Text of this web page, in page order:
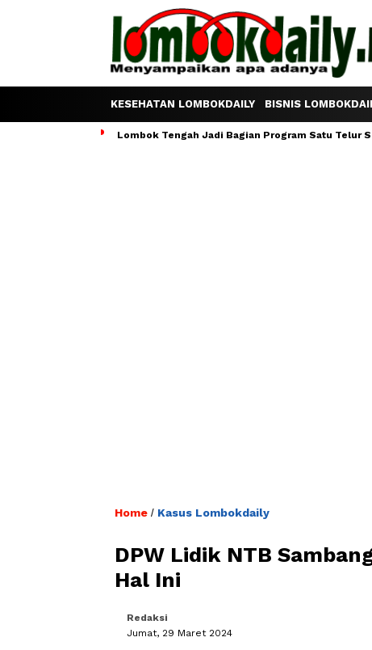
KESEHATAN LOMBOKDAILY BISNIS
Lombok Tengah Jadi Bagian Program Satu Telur
Home / Kasus Lombokdaily
DPW Lidik NTB
Hal Ini
Redaksi
Jumat, 29 Maret 2024